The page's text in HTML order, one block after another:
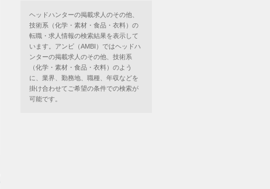
ヘッドハンターの掲載求人のその他、
技術系（化学・素材・食品・衣料）の
転職・求人情報の検索結果を表示して
います。アンビ（AMBI）ではヘッドハ
ンターの掲載求人のその他、技術系
（化学・素材・食品・衣料）のよう
に、業界、勤務地、職種、年収などを
掛け合わせてご希望の条件での検索が
可能です。